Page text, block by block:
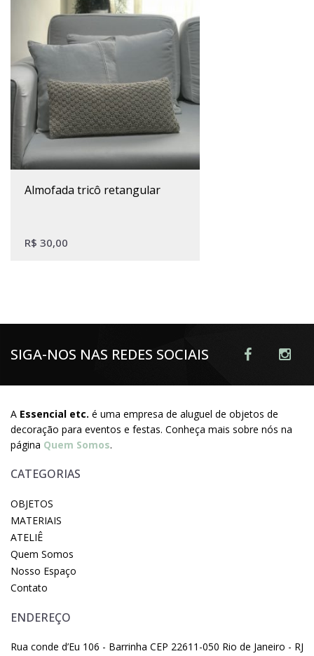
almofada tricô retangular
R$ 30,00
SIGA-NOS NAS REDES SOCIAIS
A Essencial etc. é uma empresa de aluguel de objetos de
decoração para eventos e festas. Conheça mais sobre nós na
página Quem Somos.
CATEGORIAS
OBJETOS
MATERIAIS
ATELIÊ
Quem Somos
Nosso Espaço
Contato
ENDEREÇO
Rua conde d’Eu 106 - Barrinha CEP 22611-050 Rio de Janeiro - RJ